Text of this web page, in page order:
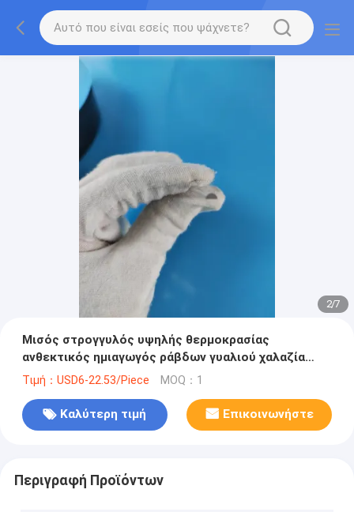
2/7
Μισός στρογγυλός υψηλής θερμοκρασίας
ανθεκτικός ημιαγωγός ράβδων γυαλιού χαλαζία
διαφανής
Τιμή：USD6-22.53/Piece MOQ：1
Καλύτερη τιμή Επικοινωνήστε
Περιγραφή Προϊόντων